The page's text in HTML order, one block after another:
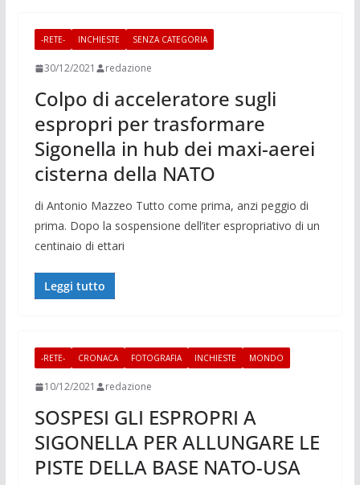
-RETE- INCHIESTE SENZA CATEGORIA
30/12/2021 redazione
Colpo di acceleratore sugli
espropri per trasformare
Sigonella in hub dei maxi-aerei
cisterna della NATO
di Antonio Mazzeo Tutto come prima, anzi peggio di
prima. Dopo la sospensione dell’iter espropriativo di un
centinaio di ettari
Leggi tutto
-RETE- CRONACA FOTOGRAFIA INCHIESTE MONDO
10/12/2021 redazione
SOSPESI GLI ESPROPRI A
SIGONELLA PER ALLUNGARE LE
PISTE DELLA BASE NATO-USA